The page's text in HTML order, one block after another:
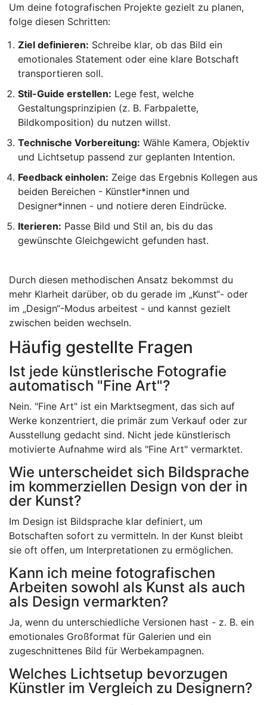
Um deine fotografischen Projekte gezielt zu planen,
folge diesen Schritten:
Ziel definieren: Schreibe klar, ob das Bild ein
emotionales Statement oder eine klare Botschaft
transportieren soll.
Stil-Guide erstellen: Lege fest, welche
Gestaltungsprinzipien (z. B. Farbpalette,
Bildkomposition) du nutzen willst.
Technische Vorbereitung: Wähle Kamera, Objektiv
und Lichtsetup passend zur geplanten Intention.
Feedback einholen: Zeige das Ergebnis Kollegen aus
beiden Bereichen - Künstler*innen und
Designer*innen - und notiere deren Eindrücke.
Iterieren: Passe Bild und Stil an, bis du das
gewünschte Gleichgewicht gefunden hast.
Durch diesen methodischen Ansatz bekommst du
mehr Klarheit darüber, ob du gerade im „Kunst“- oder
im „Design“-Modus arbeitest - und kannst gezielt
zwischen beiden wechseln.
Häufig gestellte Fragen
Ist jede künstlerische Fotografie
automatisch "Fine Art"?
Nein. "Fine Art" ist ein Marktsegment, das sich auf
Werke konzentriert, die primär zum Verkauf oder zur
Ausstellung gedacht sind. Nicht jede künstlerisch
motivierte Aufnahme wird als "Fine Art" vermarktet.
Wie unterscheidet sich Bildsprache
im kommerziellen Design von der in
der Kunst?
Im Design ist Bildsprache klar definiert, um
Botschaften sofort zu vermitteln. In der Kunst bleibt
sie oft offen, um Interpretationen zu ermöglichen.
Kann ich meine fotografischen
Arbeiten sowohl als Kunst als auch
als Design vermarkten?
Ja, wenn du unterschiedliche Versionen hast - z. B. ein
emotionales Großformat für Galerien und ein
zugeschnittenes Bild für Werbekampagnen.
Welches Lichtsetup bevorzugen
Künstler im Vergleich zu Designern?